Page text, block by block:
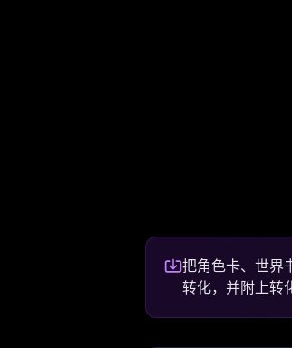
把角色卡、世界
转化，并附上转